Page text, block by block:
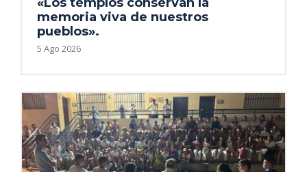
memoria viva de nuestros
pueblos».
5 Ago 2026